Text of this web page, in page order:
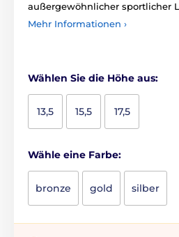
außergewöhnlicher sportlicher
Mehr Informationen ›
Wählen Sie die Höhe aus:
13,5 15,5 17,5
Wähle eine Farbe:
bronze gold silber